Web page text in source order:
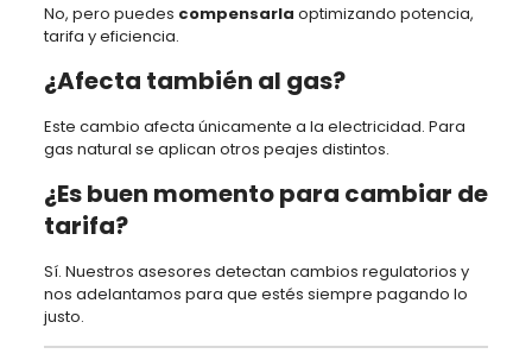
No, pero puedes compensarla optimizando potencia,
tarifa y eficiencia.
¿Afecta también al gas?
Este cambio afecta únicamente a la electricidad. Para
gas natural se aplican otros peajes distintos.
¿Es buen momento para cambiar de
tarifa?
Sí. Nuestros asesores detectan cambios regulatorios y
nos adelantamos para que estés siempre pagando lo
justo.